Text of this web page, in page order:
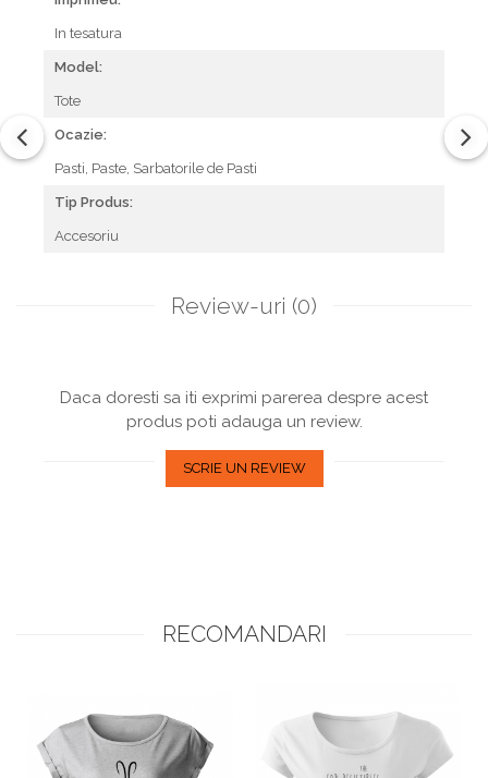
In tesatura
Model:
Tote
Ocazie:
Pasti, Paste, Sarbatorile de Pasti
Tip Produs:
Accesoriu
Review-uri (0)
Daca doresti sa iti exprimi parerea despre acest
produs poti adauga un review.
SCRIE UN REVIEW
RECOMANDARI